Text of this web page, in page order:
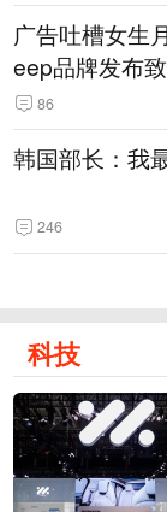
广告吐槽女生
eep品牌发布
86
韩国部长：我
246
科技